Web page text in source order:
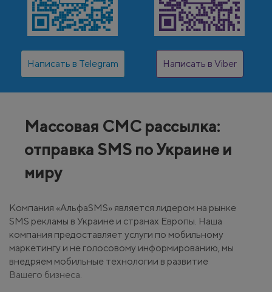
Написать в Telegram Написать в Viber
Массовая СМС рассылка:
отправка SMS по Украине и
миру
Компания «АльфаSMS» является лидером на рынке
SMS рекламы в Украине и странах Европы. Наша
компания предоставляет услуги по мобильному
маркетингу и не голосовому информированию, мы
внедряем мобильные технологии в развитие
Вашего бизнеса.